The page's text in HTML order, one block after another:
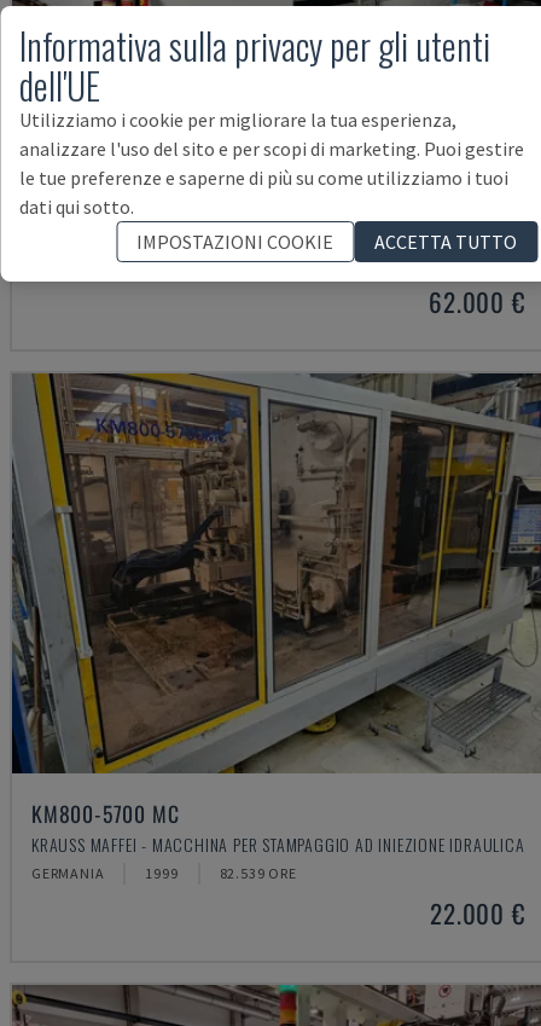
NEO.E55/E110H
TEDERIC - MACCHINA PER STAMPAGGIO AD INIEZIONE IDRAULICA
2023 260 ORE
62.000 €
KM800-5700 MC
KRAUSS MAFFEI - MACCHINA PER STAMPAGGIO AD INIEZIONE IDRAULICA
GERMANIA 1999 82.539 ORE
22.000 €
Informativa sulla privacy per gli utenti
dell'UE
Utilizziamo i cookie per migliorare la tua esperienza,
analizzare l'uso del sito e per scopi di marketing. Puoi gestire
le tue preferenze e saperne di più su come utilizziamo i tuoi
dati qui sotto.
IMPOSTAZIONI COOKIE
ACCETTA TUTTO